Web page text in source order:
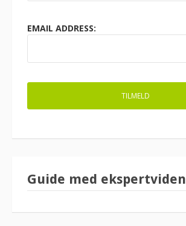
EMAIL ADDRESS:
Guide med ekspertviden